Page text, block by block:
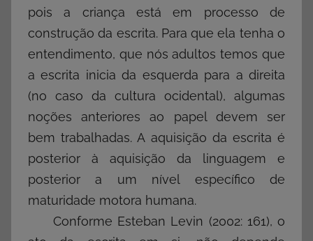
pois a criança está em processo de
construção da escrita. Para que ela tenha o
entendimento, que nós adultos temos que
a escrita inicia da esquerda para a direita
(no caso da cultura ocidental), algumas
noções anteriores ao papel devem ser
bem trabalhadas. A aquisição da escrita é
posterior à aquisição da linguagem e
posterior a um nível específico de
maturidade motora humana.
Conforme Esteban Levin (2002: 161), o